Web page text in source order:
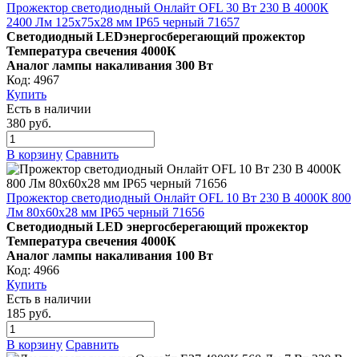
Прожектор светодиодный Онлайт OFL 30 Вт 230 В 4000К
2400 Лм 125х75х28 мм IP65 черный 71657
Светодиодный LEDэнергосберегающий прожектор
Температура свечения 4000К
Аналог лампы накаливания 300 Вт
Код: 4967
Купить
Есть в наличии
380 руб.
В корзину Сравнить
Прожектор светодиодный Онлайт OFL 10 Вт 230 В 4000К 800
Лм 80х60х28 мм IP65 черный 71656
Светодиодный LED энергосберегающий прожектор
Температура свечения 4000К
Аналог лампы накаливания 100 Вт
Код: 4966
Купить
Есть в наличии
185 руб.
В корзину Сравнить